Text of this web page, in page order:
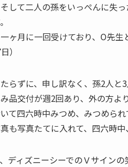
して二人の孫をいっぺんに失
一ヶ月に一回受けており、O先
）
たらずに、申し訳なく、孫2人
品交付が週2回あり、外の方
て四六時中みつめ、みつめら
も写真たてに入れて、四六時中
、ディズニーシーでのＶサイン